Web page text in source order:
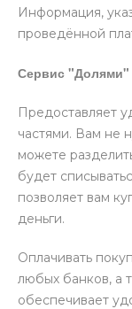
Информация,
проведённой
Сервис "Долями"
Предоставляет
частями. Вам не
можете
будет
позволяет вам
деньги.
Оплачивать
любых банков, а
обеспечивает